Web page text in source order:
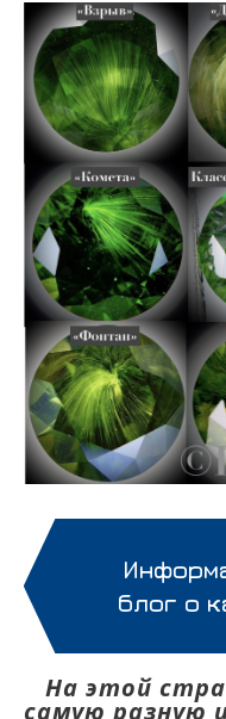
блог о
На этой
самую разную